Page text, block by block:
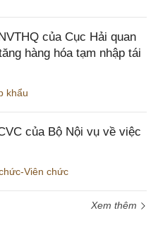
của Cục Hải quan
hàng hóa tạm nhập tái
khẩu
của Bộ Nội vụ về việc
Viên chức
Xem thêm